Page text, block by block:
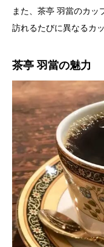
また、茶亭 羽當のカッ
訪れるたびに異なるカ
茶亭 羽當の魅力